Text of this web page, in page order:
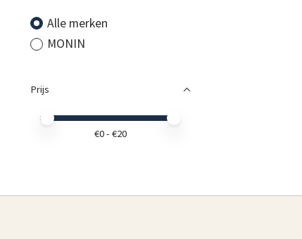
Alle merken
MONIN
Prijs
Minimale prijswaarde
Price maximum value
€0- €20